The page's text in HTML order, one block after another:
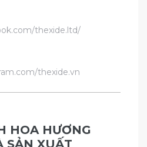
thexide.ltd/
thexide.vn
HOA HƯƠNG
SẢN XUẤT